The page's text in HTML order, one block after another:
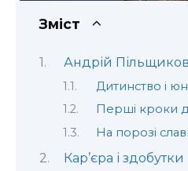
Зміст
Андрій
Дитинство і
Перші кроки
На порозі
Кар’єра і здобутки